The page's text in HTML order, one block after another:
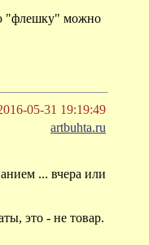
"флешку" можно
05-31 19:19:49
artbuhta.ru
... вчера или
это - не товар.